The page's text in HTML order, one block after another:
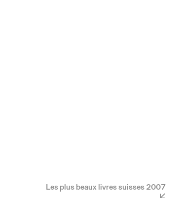
Les plus beaux livres suisses 2007